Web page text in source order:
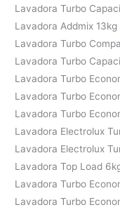
Lavadora Turbo
Lavadora Addmix 13kg
Lavadora Turbo
Lavadora Turbo
Lavadora Turbo
Lavadora Turbo
Lavadora Turbo
Lavadora Electrolux
Lavadora Electrolux
Lavadora Top Load
Lavadora Turbo
Lavadora Turbo